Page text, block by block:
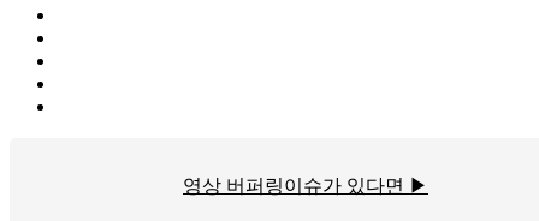
영상 버퍼링이슈가 있다면 ▶